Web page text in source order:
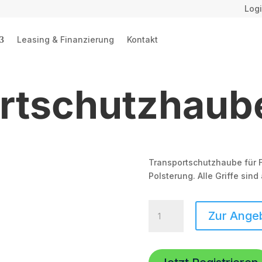
Leasing & Finanzierung Kontakt
Transportschutzhaube für
Polsterung. Alle Griffe
Transportschutzhaube
Flexi-
Zur